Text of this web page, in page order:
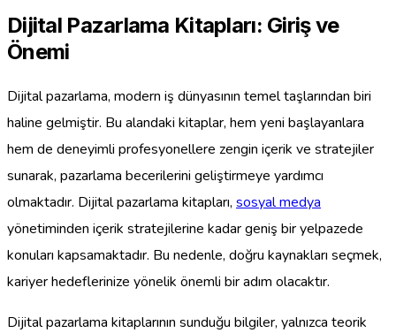
Dijital Pazarlama Kitapları: Giriş ve
Önemi
Dijital pazarlama, modern iş dünyasının temel taşlarından biri
haline gelmiştir. Bu alandaki kitaplar, hem yeni başlayanlara
hem de deneyimli profesyonellere zengin içerik ve stratejiler
sunarak, pazarlama becerilerini geliştirmeye yardımcı
olmaktadır. Dijital pazarlama kitapları, sosyal medya
yönetiminden içerik stratejilerine kadar geniş bir yelpazede
konuları kapsamaktadır. Bu nedenle, doğru kaynakları seçmek,
kariyer hedeflerinize yönelik önemli bir adım olacaktır.
Dijital pazarlama kitaplarının sunduğu bilgiler, yalnızca teorik